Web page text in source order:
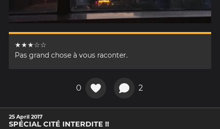
★★★☆☆
Pas grand chose à vous raconter.
0 2
25 April 2017
SPÉCIAL CITÉ INTERDITE !!